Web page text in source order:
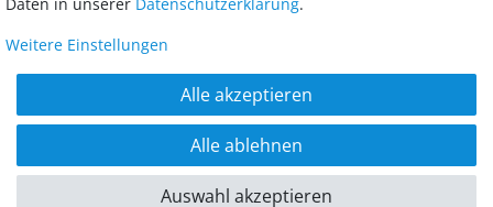
Widerrufsrecht Datenschutz
Barrierefreiheitserklärung
© 2018 - 2026 McGarden24 GmbH / Alle Rechte vorbehalten. Alle Preise inkl.
MwSt. und zzgl. Versandkosten. **Gilt für Lieferungen innerhalb
Weitere Einstellungen
Alle akzeptieren
Alle ablehnen
Auswahl akzeptieren